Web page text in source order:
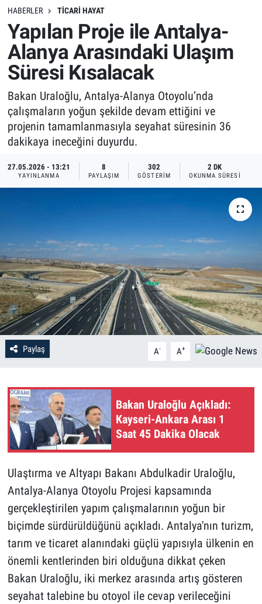
HABERLER TICARI HAYAT
Yapılan Proje ile Antalya-
Alanya Arasındaki Ulaşım
Süresi Kısalacak
Bakan Uraloğlu, Antalya-Alanya Otoyolu’nda
çalışmaların yoğun şekilde devam ettiğini ve
projenin tamamlanmasıyla seyahat süresinin 36
dakikaya ineceğini duyurdu.
27.05.2026 - 13:21
YAYINLANMA
8
PAYLAŞIM
302
GÖSTERIM
2 DK
OKUNMA SÜRESI
Paylaş A- A+
Bakan Uraloğlu Açıkladı:
Kayseri-Ankara Arası 1
Saat 45 Dakika Olacak
Ulaştırma ve Altyapı Bakanı Abdulkadir Uraloğlu,
Antalya-Alanya Otoyolu Projesi kapsamında
gerçekleştirilen yapım çalışmalarının yoğun bir
biçimde sürdürüldüğünü açıkladı. Antalya'nın turizm,
tarım ve ticaret alanındaki güçlü yapısıyla ülkenin en
önemli kentlerinden biri olduğuna dikkat çeken
Bakan Uraloğlu, iki merkez arasında artış gösteren
seyahat talebine bu otoyol ile cevap verileceğini